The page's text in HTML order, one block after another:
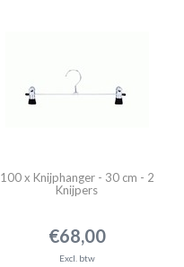
100 x Knijphanger - 30 cm - 2
Knijpers
€68,00
Excl. btw